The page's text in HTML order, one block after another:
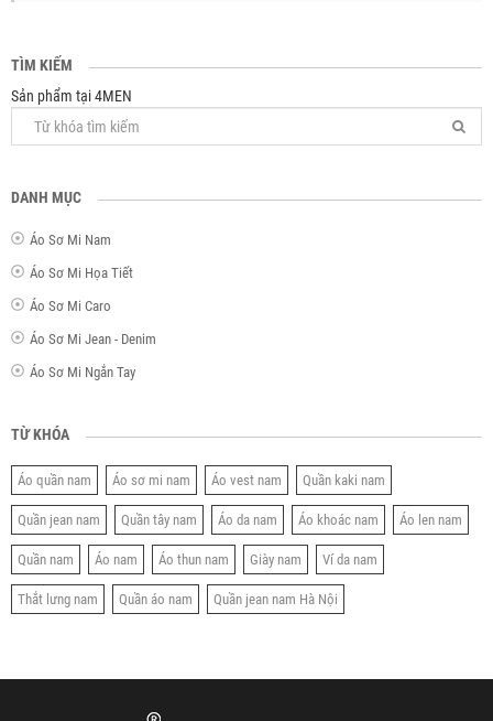
TÌM KIẾM
Sản phẩm tại 4MEN
DANH MỤC
Áo Sơ Mi Nam
Áo Sơ Mi Họa Tiết
Áo Sơ Mi Caro
Áo Sơ Mi Jean - Denim
Áo Sơ Mi Ngắn Tay
TỪ KHÓA
Áo quần nam Áo sơ mi nam Áo vest nam Quần kaki nam
Quần jean nam Quần tây nam Áo da nam Áo khoác nam Áo len nam
Quần nam Áo nam Áo thun nam Giày nam Ví da nam
Thắt lưng nam Quần áo nam Quần jean nam Hà Nội